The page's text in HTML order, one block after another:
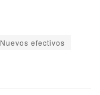
Nuevos efectivos